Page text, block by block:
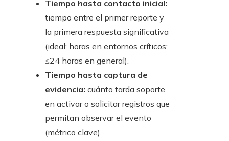
Tiempo hasta contacto inicial:
tiempo entre el primer reporte y
la primera respuesta significativa
(ideal: horas en entornos críticos;
≤24 horas en general).
Tiempo hasta captura de
evidencia: cuánto tarda soporte
en activar o solicitar registros que
permitan observar el evento
(métrico clave).